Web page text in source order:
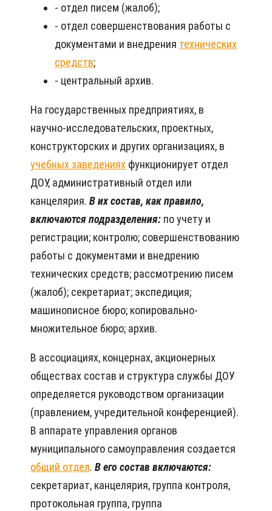
- отдел писем (жалоб);
- отдел совершенствования работы с
документами и внедрения технических
средств;
- центральный архив.
На государственных предприятиях, в
научно-исследовательских, проектных,
конструкторских и других организациях, в
учебных заведениях функционирует отдел
ДОУ, административный отдел или
канцелярия. В их состав, как правило,
включаются подразделения: по учету и
регистрации; контролю; совершенствованию
работы с документами и внедрению
технических средств; рассмотрению писем
(жалоб); секретариат; экспедиция;
машинописное бюро; копировально-
множительное бюро; архив.
В ассоциациях, концернах, акционерных
обществах состав и структура службы ДОУ
определяется руководством организации
(правлением, учредительной конференцией).
В аппарате управления органов
муниципального самоуправления создается
общий отдел. В его состав включаются:
секретариат, канцелярия, группа контроля,
протокольная группа, группа